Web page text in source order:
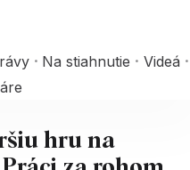
Na stiahnutie
Videá
hru na